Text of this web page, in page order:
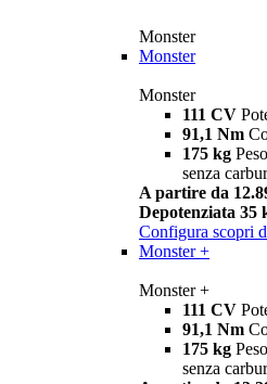
Monster
Monster
Monster
111 CV
91,1 Nm
175 kg
senza
A partire da
Depotenziata 35
Configura scopri
Monster +
Monster +
111 CV
91,1 Nm
175 kg
senza